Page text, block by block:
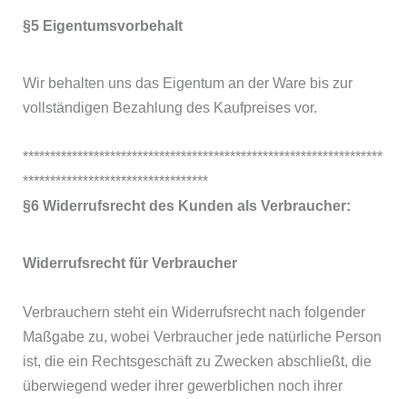
§5 Eigentumsvorbehalt
Wir behalten uns das Eigentum an der Ware bis zur
vollständigen Bezahlung des Kaufpreises vor.
******************************************************************
**********************************
§6 Widerrufsrecht des Kunden als Verbraucher:
Widerrufsrecht für Verbraucher
Verbrauchern steht ein Widerrufsrecht nach folgender
Maßgabe zu, wobei Verbraucher jede natürliche Person
ist, die ein Rechtsgeschäft zu Zwecken abschließt, die
überwiegend weder ihrer gewerblichen noch ihrer